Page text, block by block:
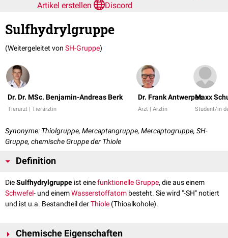
Artikel erstellen
Discord
Sulfhydrylgruppe
(Weitergeleitet von SH-Gruppe)
Dr. Dr. MSc. Benjamin-Andreas Berk
Tierarzt | Tierärztin
Dr. Frank Antwerpes
Arzt | Ärztin
Maxx
Student/in
Synonyme: Thiolgruppe, Mercaptangruppe, Mercaptogruppe, SH-
Gruppe, chemische Gruppe der Thiole
Definition
DieSulfhydrylgruppe ist einefunktionelle Gruppe, die aus einem
Schwefel- und einemWasserstoffatom besteht. Sie wird "-SH" notiert
und ist u.a. Bestandteil derThiole (Thioalkohole).
Chemische Eigenschaften